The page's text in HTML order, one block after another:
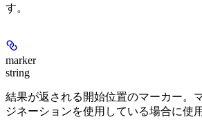
す。
marker
string
結果が返される開始位置のマーカー。
ジネーションを使用している場合に使